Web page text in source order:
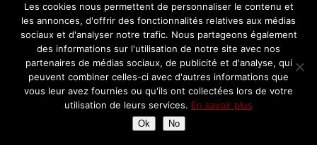
28 mars 2009 Répondre
Combien ?
J’ai une grosse envie de faire un détour jusqu’au
PRESSOIR mais j’aimerais connaitre
l’addition.Merci pour ce renseignement important.
Les cookies nous permettent de personnaliser le contenu et
les annonces, d'offrir des fonctionnalités relatives aux médias
sociaux et d'analyser notre trafic. Nous partageons également
des informations sur l'utilisation de notre site avec nos
partenaires de médias sociaux, de publicité et d'analyse, qui
peuvent combiner celles-ci avec d'autres informations que
vous leur avez fournies ou qu'ils ont collectées lors de votre
utilisation de leurs services. En savoir plus
Ok No